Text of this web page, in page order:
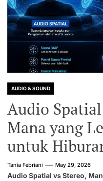
AUDIO & SOUND
Audio
Mana yang
untuk
Tania Febriani May 29, 2026
Audio Spatial vs Stereo,